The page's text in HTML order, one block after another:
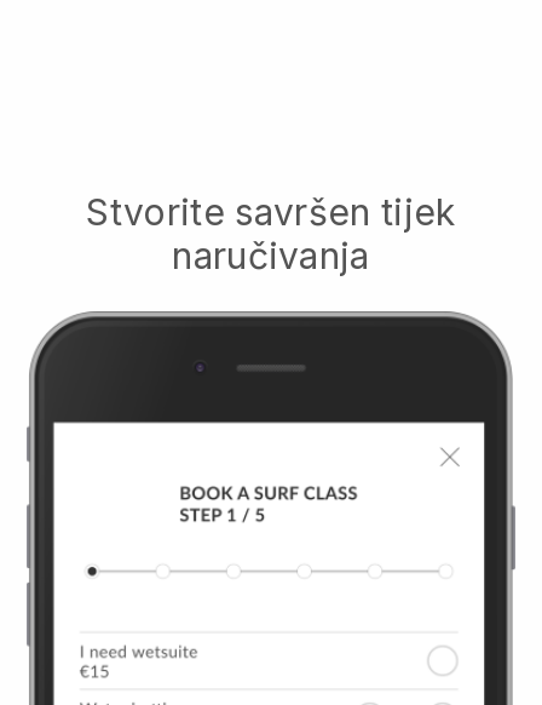
Stvorite savršen tijek
naručivanja